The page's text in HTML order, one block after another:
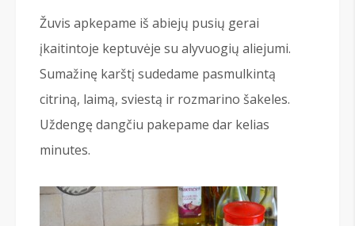
Žuvis apkepame iš abiejų pusių gerai
įkaitintoje keptuvėje su alyvuogių aliejumi.
Sumažinę karštį sudedame pasmulkintą
citriną, laimą, sviestą ir rozmarino šakeles.
Uždengę dangčiu pakepame dar kelias
minutes.